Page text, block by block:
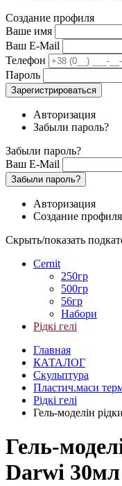
Создание профиля
Ваше имя
Ваш E-Mail
Телефон
Пароль
Зарегистрироваться
Авторизация
Забыли пароль?
Забыли пароль?
Ваш E-Mail
Забыли пароль?
Авторизация
Создание профиля
Скрыть/показать
Cernit
250гр
500гр
56гр
Набори
Рідкі гелі
Главная
КАТАЛОГ
Скульптура
Пластич.маси
Рідкі гелі
Гель-моделін
Гель-
Darwi